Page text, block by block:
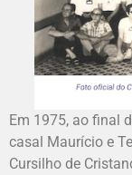
Em 1975, ao final
casal Maurício e
Cursilho de